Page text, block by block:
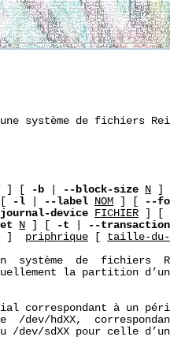
système de fichiers
] [ -b --block-size N ]
-l --label NOM ] [ --
device FICHIER ] [
N ] [ -t --
] priphrique [ taille-du-
système  de  fichiers
la partition
correspondant à un
/dev/hdXX,
/dev/sdXX pour celle